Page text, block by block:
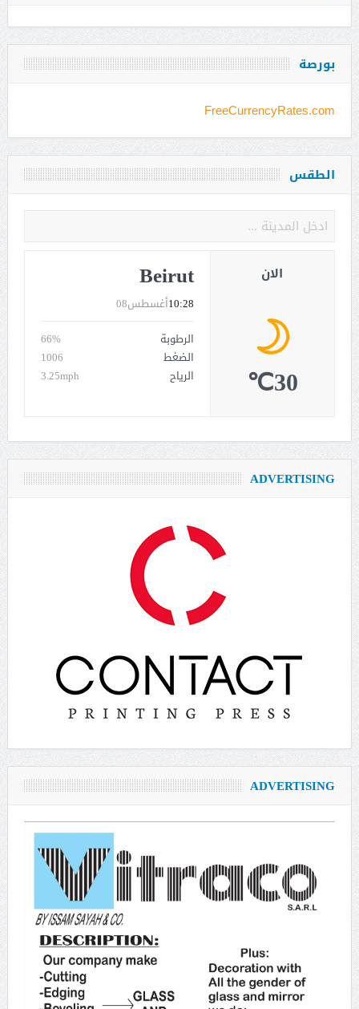
بورصة
FreeCurrencyRates.com
الطقس
Beirut
أغسطس0810:28
الرطوبة
66%
الضغط
1006
الرياح
3.25mph
الان
30℃
ADVERTISING
ADVERTISING